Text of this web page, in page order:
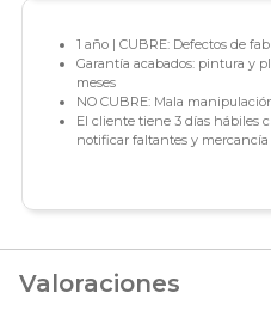
1 año | CUBRE: Defectos de
Garantía acabados: pintura y
meses
NO CUBRE: Mala
El cliente tiene 3 días hábiles
notificar faltantes y mercancía
Valoraciones